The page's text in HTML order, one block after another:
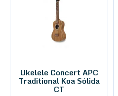
Ukelele Concert APC
Traditional Koa Sólida
CT